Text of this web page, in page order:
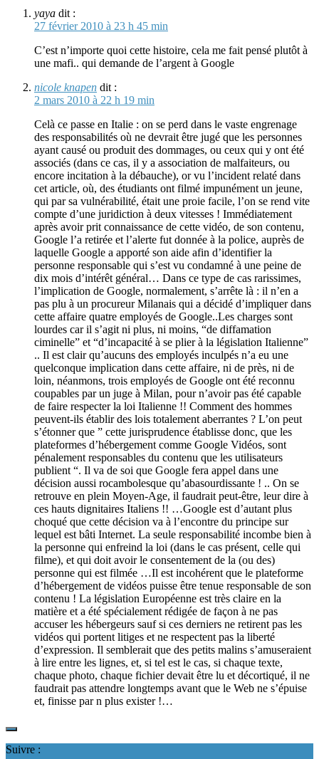
yaya dit :
27 février 2010 à 23 h 45 min
C’est n’importe quoi cette histoire, cela me fait pensé plutôt à
une mafi.. qui demande de l’argent à Google
nicole knapen dit :
2 mars 2010 à 22 h 19 min
Celà ce passe en Italie : on se perd dans le vaste engrenage
des responsabilités où ne devrait être jugé que les personnes
ayant causé ou produit des dommages, ou ceux qui y ont été
associés (dans ce cas, il y a association de malfaiteurs, ou
encore incitation à la débauche), or vu l’incident relaté dans
cet article, où, des étudiants ont filmé impunément un jeune,
qui par sa vulnérabilité, était une proie facile, l’on se rend vite
compte d’une juridiction à deux vitesses ! Immédiatement
après avoir prit connaissance de cette vidéo, de son contenu,
Google l’a retirée et l’alerte fut donnée à la police, auprès de
laquelle Google a apporté son aide afin d’identifier la
personne responsable qui s’est vu condamné à une peine de
dix mois d’intérêt général… Dans ce type de cas rarissimes,
l’implication de Google, normalement, s’arrête là : il n’en a
pas plu à un procureur Milanais qui a décidé d’impliquer dans
cette affaire quatre employés de Google..Les charges sont
lourdes car il s’agit ni plus, ni moins, “de diffamation
ciminelle” et “d’incapacité à se plier à la législation Italienne”
.. Il est clair qu’aucuns des employés inculpés n’a eu une
quelconque implication dans cette affaire, ni de près, ni de
loin, néanmons, trois employés de Google ont été reconnu
coupables par un juge à Milan, pour n’avoir pas été capable
de faire respecter la loi Italienne !! Comment des hommes
peuvent-ils établir des lois totalement aberrantes ? L’on peut
s’étonner que ” cette jurisprudence établisse donc, que les
plateformes d’hébergement comme Google Vidéos, sont
pénalement responsables du contenu que les utilisateurs
publient “. Il va de soi que Google fera appel dans une
décision aussi rocambolesque qu’abasourdissante ! .. On se
retrouve en plein Moyen-Age, il faudrait peut-être, leur dire à
ces hauts dignitaires Italiens !! …Google est d’autant plus
choqué que cette décision va à l’encontre du principe sur
lequel est bâti Internet. La seule responsabilité incombe bien à
la personne qui enfreind la loi (dans le cas présent, celle qui
filme), et qui doit avoir le consentement de la (ou des)
personne qui est filmée …Il est incohérent que le plateforme
d’hébergement de vidéos puisse être tenue responsable de son
contenu ! La législation Européenne est très claire en la
matière et a été spécialement rédigée de façon à ne pas
accuser les hébergeurs sauf si ces derniers ne retirent pas les
vidéos qui portent litiges et ne respectent pas la liberté
d’expression. Il semblerait que des petits malins s’amuseraient
à lire entre les lignes, et, si tel est le cas, si chaque texte,
chaque photo, chaque fichier devait être lu et décortiqué, il ne
faudrait pas attendre longtemps avant que le Web ne s’épuise
et, finisse par n plus exister !…
Suivre :